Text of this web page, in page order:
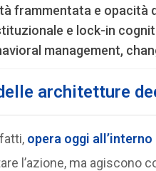
frammentata e opacità
e lock-in
management,
architetture
opera oggi all’interno
l’azione, ma agiscono